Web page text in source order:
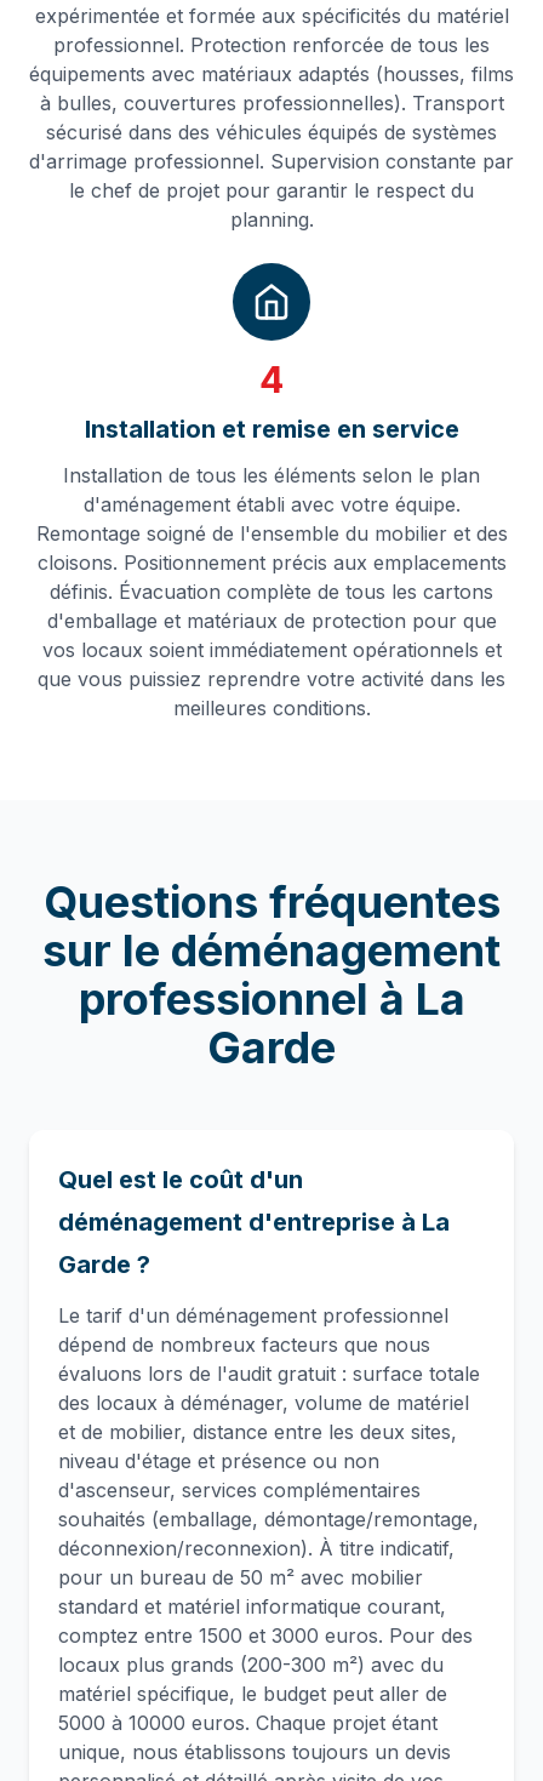
expérimentée et formée aux spécificités du matériel
professionnel. Protection renforcée de tous les
équipements avec matériaux adaptés (housses, films
à bulles, couvertures professionnelles). Transport
sécurisé dans des véhicules équipés de systèmes
d'arrimage professionnel. Supervision constante par
le chef de projet pour garantir le respect du
planning.
4
Installation et remise en service
Installation de tous les éléments selon le plan
d'aménagement établi avec votre équipe.
Remontage soigné de l'ensemble du mobilier et des
cloisons. Positionnement précis aux emplacements
définis. Évacuation complète de tous les cartons
d'emballage et matériaux de protection pour que
vos locaux soient immédiatement opérationnels et
que vous puissiez reprendre votre activité dans les
meilleures conditions.
Questions fréquentes
sur le déménagement
professionnel à La
Garde
Quel est le coût d'un
déménagement d'entreprise à La
Garde ?
Le tarif d'un déménagement professionnel
dépend de nombreux facteurs que nous
évaluons lors de l'audit gratuit : surface totale
des locaux à déménager, volume de matériel
et de mobilier, distance entre les deux sites,
niveau d'étage et présence ou non
d'ascenseur, services complémentaires
souhaités (emballage, démontage/remontage,
déconnexion/reconnexion). À titre indicatif,
pour un bureau de 50 m² avec mobilier
standard et matériel informatique courant,
comptez entre 1500 et 3000 euros. Pour des
locaux plus grands (200-300 m²) avec du
matériel spécifique, le budget peut aller de
5000 à 10000 euros. Chaque projet étant
unique, nous établissons toujours un devis